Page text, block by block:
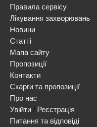
Правила сервісу
Лікування захворювань
Новини
Статті
Мапа сайту
Пропозиції
Контакти
Скарги та пропозиції
Про нас
Увійти / Реєстрація
Питання та відповіді